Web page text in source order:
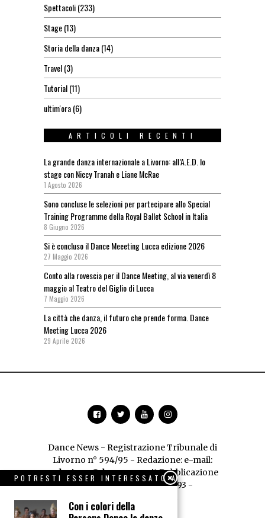
Spettacoli(233)
Stage(13)
Storia della danza(14)
Travel(3)
Tutorial(11)
ultim'ora(6)
ARTICOLI RECENTI
La grande danza internazionale a Livorno: all’A.E.D. lo
stage con Niccy Tranah e Liane McRae
1 Agosto 2026
Sono concluse le selezioni per partecipare allo Special
Training Programme della Royal Ballet School in Italia
8 Giugno 2026
Si è concluso il Dance Meeeting Lucca edizione 2026
27 Maggio 2026
Conto alla rovescia per il Dance Meeting, al via venerdì 8
maggio al Teatro del Giglio di Lucca
7 Maggio 2026
La città che danza, il futuro che prende forma. Dance
Meeting Lucca 2026
29 Aprile 2026
Dance News - Registrazione Tribunale di
Livorno n° 594/95 - Redazione: e-mail:
redazione@dancenews.itPubblicazione
dell'A.E.D. P.IVA 01066520493 -
POTRESTI ESSER INTERESSATO A
Con i colori della